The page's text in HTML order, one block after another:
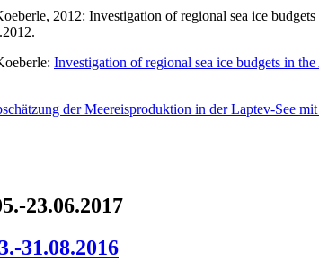
2012: Investigation of regional sea ice
Investigation of regional sea ice budgets in
der Meereisproduktion in der Laptev-See
23.06.2017
31.08.2016